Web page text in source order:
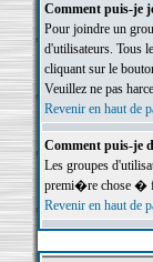
Comment puis-je
Pour joindre un
d'utilisateurs. Tous
cliquant sur le
Veuillez ne pas
Revenir en haut de
Comment puis-je
Les groupes
premi�re chose �
Revenir en haut de